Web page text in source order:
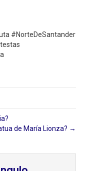
#NorteDeSantander
de María Lionza? →